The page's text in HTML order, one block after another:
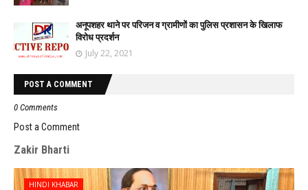
अनूपशहर थाने पर परिजन व ग्रामीणों का पुलिस प्रशासन के खिलाफ
विरोध प्रदर्शन
July 22, 2021
POST A COMMENT
0 Comments
Post a Comment
Zakir Bharti
HINDI KHABAR